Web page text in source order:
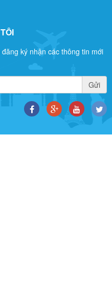
ký nhận các thông tin mới
Gửi